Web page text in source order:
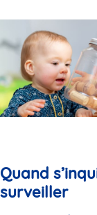
Quand
surveiller